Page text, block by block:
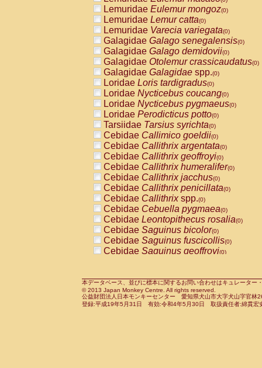
AtelidaeAlouatta fusca(0)
AtelidaeAlouatta seniculus
AtelidaeAlouattaspp.(0)
AtelidaeAteles belzebuth(0)
AtelidaeAteles geoffroyi(0)
AtelidaeAteles paniscus(0)
AtelidaeAtelesspp.(0)
Atelidae Lagothrix lagothricha
AtelidaeLagothrix lagothricha cana
PitheciidaeCacajao calvus
PitheciidaeCallicebus cupreus
PitheciidaeCallicebus donacophilus
PitheciidaeCallicebus moloch
PitheciidaeCallicebus torquatus
PitheciidaeCallicebusspp.(0)
PitheciidaeChiropotes satanas(0)
PitheciidaePithecia monachus
PitheciidaePithecia pithecia(0)
CercopithecidaeCercocebus agilis
CercopithecidaeCercocebus
CercopithecidaeCercocebus
CercopithecidaeCercocebus
CercopithecidaeCercocebus
CercopithecidaeCercocebushybrid
CercopithecidaePapio anubis(0)
CercopithecidaePapio cynocephalus
CercopithecidaePapio hamadryas(0)
Lemuridae Eulemur mongoz(0)
Lemuridae Lemur catta(0)
Lemuridae Varecia variegata(0)
Galagidae Galago senegalensis(0)
Galagidae Galago demidovii(0)
Galagidae Otolemur crassicaudatus(0)
Galagidae Galagidae spp.(0)
Loridae Loris tardigradus(0)
Loridae Nycticebus coucang(0)
Loridae Nycticebus pygmaeus(0)
Loridae Perodicticus potto(0)
Tarsiidae Tarsius syrichta(0)
Cebidae Callimico goeldii(0)
Cebidae Callithrix argentata(0)
Cebidae Callithrix geoffroyi(0)
Cebidae Callithrix humeralifer(0)
Cebidae Callithrix jacchus(0)
Cebidae Callithrix penicillata(0)
Cebidae Callithrixspp.(0)
Cebidae Cebuella pygmaea(0)
Cebidae Leontopithecus rosalia(0)
Cebidae Saguinus bicolor(0)
Cebidae Saguinus fuscicollis(0)
Cebidae Saguinus geoffroyi(0)
CebidaeSaguinus leucopus(0)
CebidaeSaguinus midas(0)
Cebidae Saguinus mystax(0)
本データベース、並びに標本に関するお問い合わせはキュレータ
© 2013 Japan Monkey Centre. All rights reserved.
公益財団法人日本モンキーセンター 愛知県犬山市大字犬山字官
登録:平成19年5月31日 有効:令和4年5月30日 取扱責任者:綿貫宏